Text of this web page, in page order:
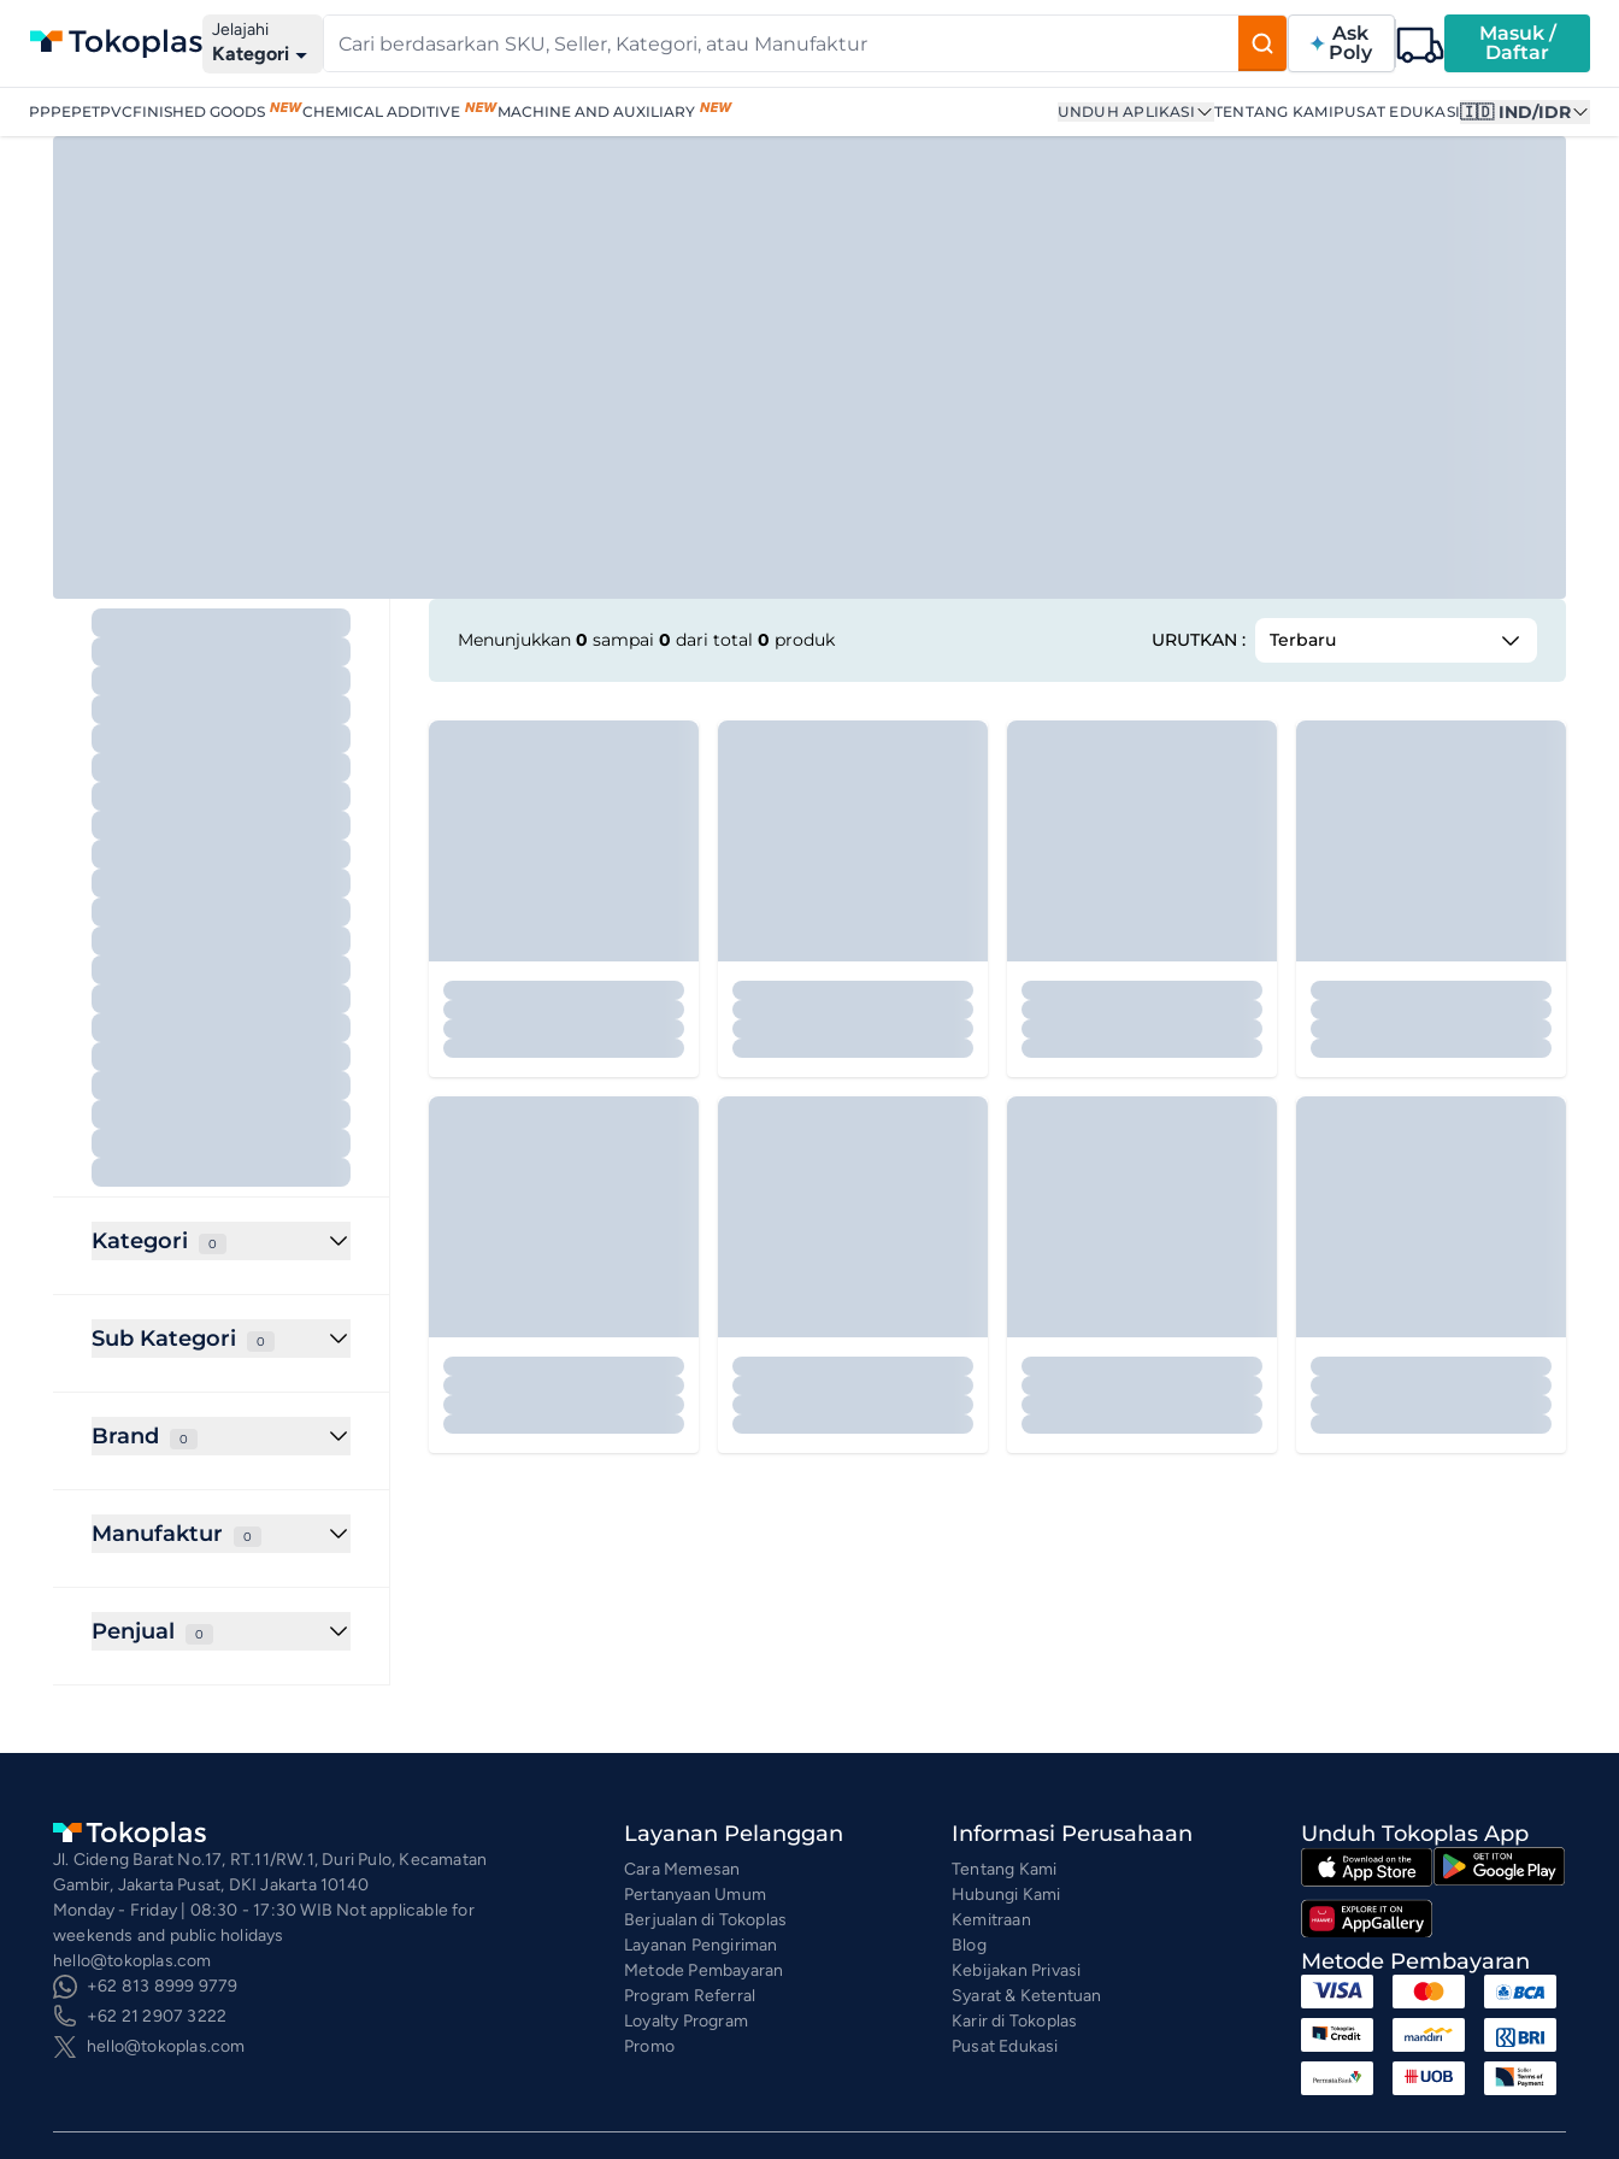
Jelajahi
Kategori
Ask
Poly
Masuk /
Daftar
PPPEPETPVCFINISHED GOODS CHEMICAL ADDITIVE MACHINE AND AUXILIARY UNDUH APLIKASI TENTANG KAMIPUSAT EDUKASI🇮🇩 IND/IDR
Kategori 0
Sub Kategori 0
Brand 0
Manufaktur 0
Penjual 0
Menunjukkan 0 sampai 0 dari total 0 produk URUTKAN : Terbaru
Jl. Cideng Barat No.17, RT.11/RW.1, Duri Pulo, Kecamatan
Gambir, Jakarta Pusat, DKI Jakarta 10140
Monday - Friday | 08:30 - 17:30 WIB Not applicable for
weekends and public holidays
hello@tokoplas.com
+62 813 8999 9779
+62 21 2907 3222
hello@tokoplas.com
Layanan Pelanggan
Cara Memesan
Pertanyaan Umum
Berjualan di Tokoplas
Layanan Pengiriman
Metode Pembayaran
Program Referral
Loyalty Program
Promo
Informasi Perusahaan
Tentang Kami
Hubungi Kami
Kemitraan
Blog
Kebijakan Privasi
Syarat & Ketentuan
Karir di Tokoplas
Pusat Edukasi
Unduh Tokoplas App
Metode Pembayaran